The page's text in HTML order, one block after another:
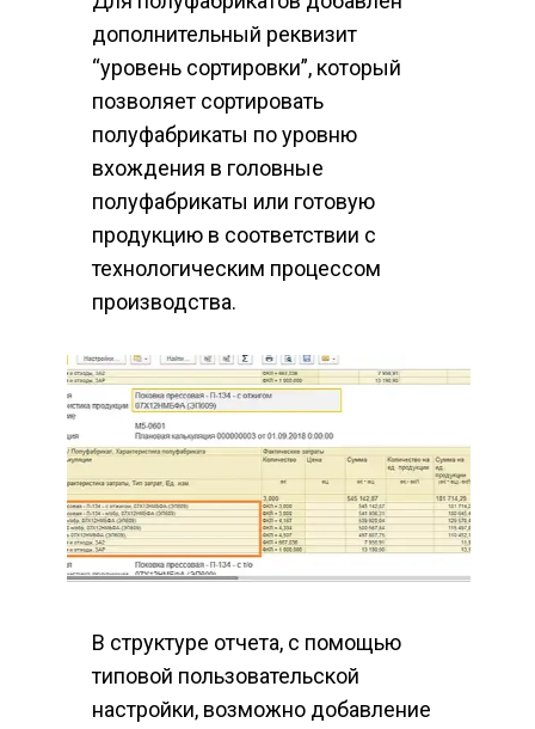
дополнительный реквизит
“уровень сортировки”, который
позволяет сортировать
полуфабрикаты по уровню
вхождения в головные
полуфабрикаты или готовую
продукцию в соответствии с
технологическим процессом
производства.
В структуре отчета, с помощью
типовой пользовательской
настройки, возможно добавление